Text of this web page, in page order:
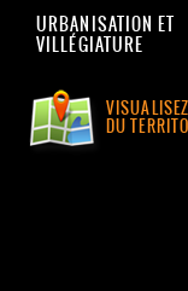
URBANISATION ET
VILLÉGIATURE
DU